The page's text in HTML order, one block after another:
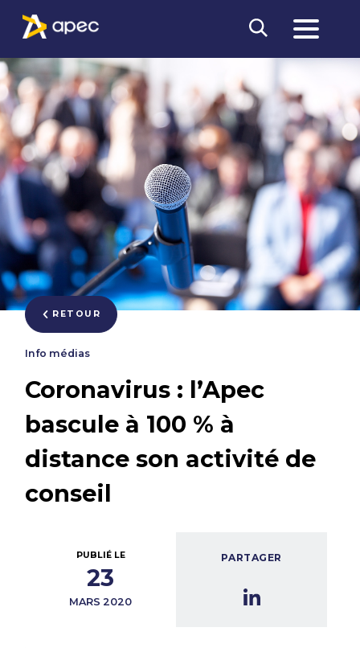
RETOUR
Info médias
Coronavirus : l’Apec
bascule à 100 % à
distance son activité de
conseil
PUBLIÉ LE
23
MARS 2020
PARTAGER